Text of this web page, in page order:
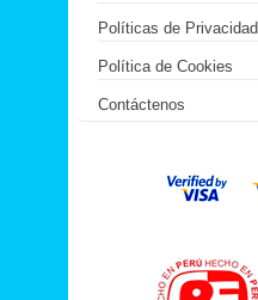
Políticas de Privacidad
Política de Cookies
Contáctenos